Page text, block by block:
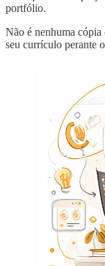
portfólio.
Não é nenhuma
seu currículo perante